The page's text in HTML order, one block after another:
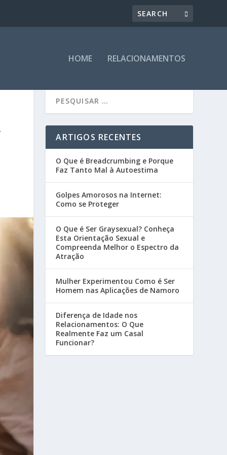
HOME RELACIONAMENTOS
ARTIGOS RECENTES
O Que é Breadcrumbing e Porque
Faz Tanto Mal à Autoestima
Golpes Amorosos na Internet:
Como se Proteger
O Que é Ser Graysexual? Conheça
Esta Orientação Sexual e
Compreenda Melhor o Espectro da
Atração
Mulher Experimentou Como é Ser
Homem nas Aplicações de Namoro
Diferença de Idade nos
Relacionamentos: O Que
Realmente Faz um Casal
Funcionar?